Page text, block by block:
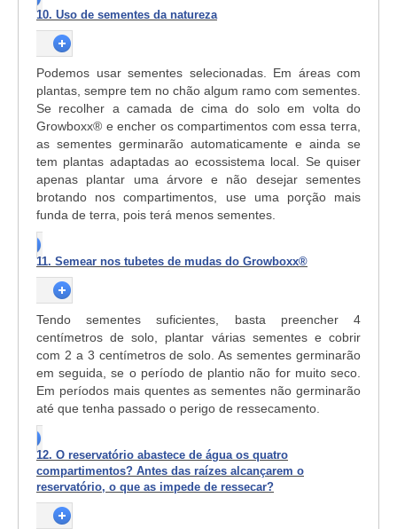
10. Uso de sementes da natureza
Podemos usar sementes selecionadas. Em áreas com
plantas, sempre tem no chão algum ramo com sementes.
Se recolher a camada de cima do solo em volta do
Growboxx® e encher os compartimentos com essa terra,
as sementes germinarão automaticamente e ainda se
tem plantas adaptadas ao ecossistema local. Se quiser
apenas plantar uma árvore e não desejar sementes
brotando nos compartimentos, use uma porção mais
funda de terra, pois terá menos sementes.
11. Semear nos tubetes de mudas do Growboxx®
Tendo sementes suficientes, basta preencher 4
centímetros de solo, plantar várias sementes e cobrir
com 2 a 3 centímetros de solo. As sementes germinarão
em seguida, se o período de plantio não for muito seco.
Em períodos mais quentes as sementes não germinarão
até que tenha passado o perigo de ressecamento.
12. O reservatório abastece de água os quatro
compartimentos? Antes das raízes alcançarem o
reservatório, o que as impede de ressecar?